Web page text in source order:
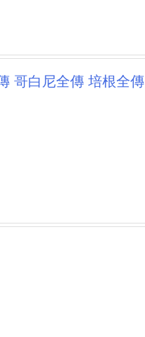
哥白尼全傳 培根全